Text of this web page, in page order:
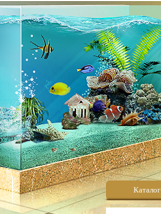
Каталог